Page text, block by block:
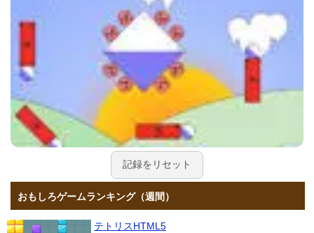
記録をリセット
おもしろゲームランキング（週間）
テトリスHTML5